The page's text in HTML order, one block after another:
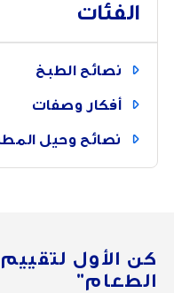
الفئات
نصائح الطبخ
أفكار وصفات
نصائح وحيل
كن الأول لتقييم
الطعام"